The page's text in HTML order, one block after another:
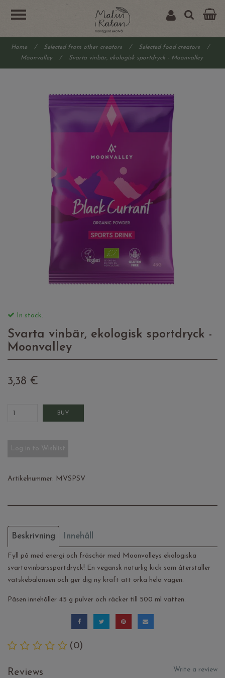
Home / Selected from other creators / Selected food creators
/
Moonvalley
/ Svarta vinbär, ekologisk sportdryck - Moonvalley
In stock.
Svarta vinbär, ekologisk sportdryck -
Moonvalley
3,38 €
BUY
Artikelnummer: MVSPSV
Beskrivning Innehåll
Fyll på med energi och fräschör med Moonvalleys ekologiska
svartavinbärssportdryck! En vegansk naturlig kick som återställer
vätskebalansen och ger dig ny kraft att orka hela vägen.
Påsen innehåller 45 g pulver och räcker till 500 ml vatten.
(0)
Reviews Write a review